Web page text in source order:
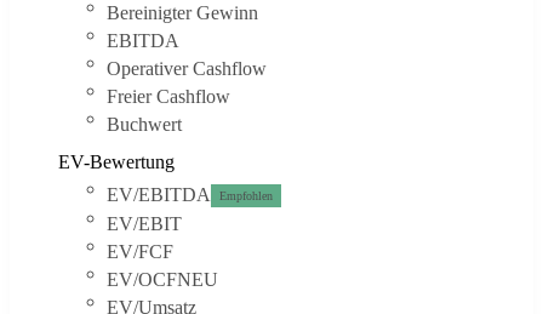
Bereinigter Gewinn
EBITDA
Operativer Cashflow
Freier Cashflow
Buchwert
EV-Bewertung
EV/EBITDA
Empfohlen
EV/EBIT
EV/FCF
EV/OCFNEU
EV/Umsatz